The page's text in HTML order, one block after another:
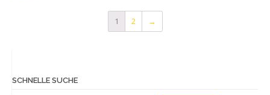
1 2 →
SCHNELLE SUCHE